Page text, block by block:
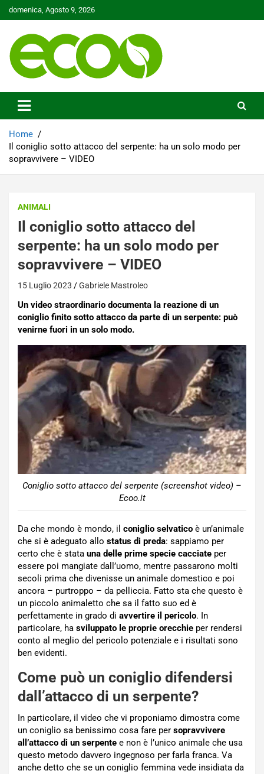
Skip
to
domenica, Agosto 9, 2026
Ecoo.it
Home
Il coniglio sotto attacco del serpente: ha un solo modo per
sopravvivere – VIDEO
ANIMALI
Il coniglio sotto attacco del
serpente: ha un solo modo per
sopravvivere – VIDEO
15 Luglio 2023 Gabriele Mastroleo
Un video straordinario documenta la reazione di un
coniglio finito sotto attacco da parte di un serpente: può
venirne fuori in un solo modo.
Coniglio sotto attacco del serpente (screenshot video) –
Ecoo.it
Da che mondo è mondo, il coniglio selvatico è un’animale
che si è adeguato allo status di preda: sappiamo per
certo che è stata una delle prime specie cacciate per
essere poi mangiate dall’uomo, mentre passarono molti
secoli prima che divenisse un animale domestico e poi
ancora – purtroppo – da pelliccia. Fatto sta che questo è
un piccolo animaletto che sa il fatto suo ed è
perfettamente in grado di avvertire il pericolo. In
particolare, ha sviluppato le proprie orecchie per rendersi
conto al meglio del pericolo potenziale e i risultati sono
ben evidenti.
Come può un coniglio difendersi
dall’attacco di un serpente?
In particolare, il video che vi proponiamo dimostra come
un coniglio sa benissimo cosa fare per sopravvivere
all’attacco di un serpente e non è l’unico animale che usa
questo metodo davvero ingegnoso per farla franca. Va
anche detto che se un coniglio femmina vede insidiata da